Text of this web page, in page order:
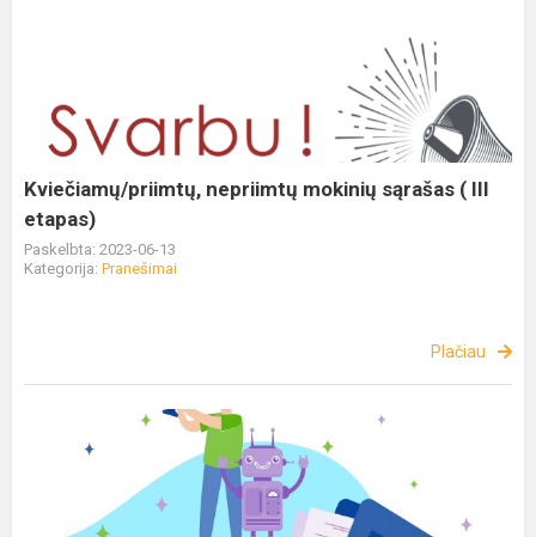
Kviečiamų/priimtų, nepriimtų mokinių sąrašas ( III
etapas)
Paskelbta: 2023-06-13
Kategorija: Pranešimai
Plačiau